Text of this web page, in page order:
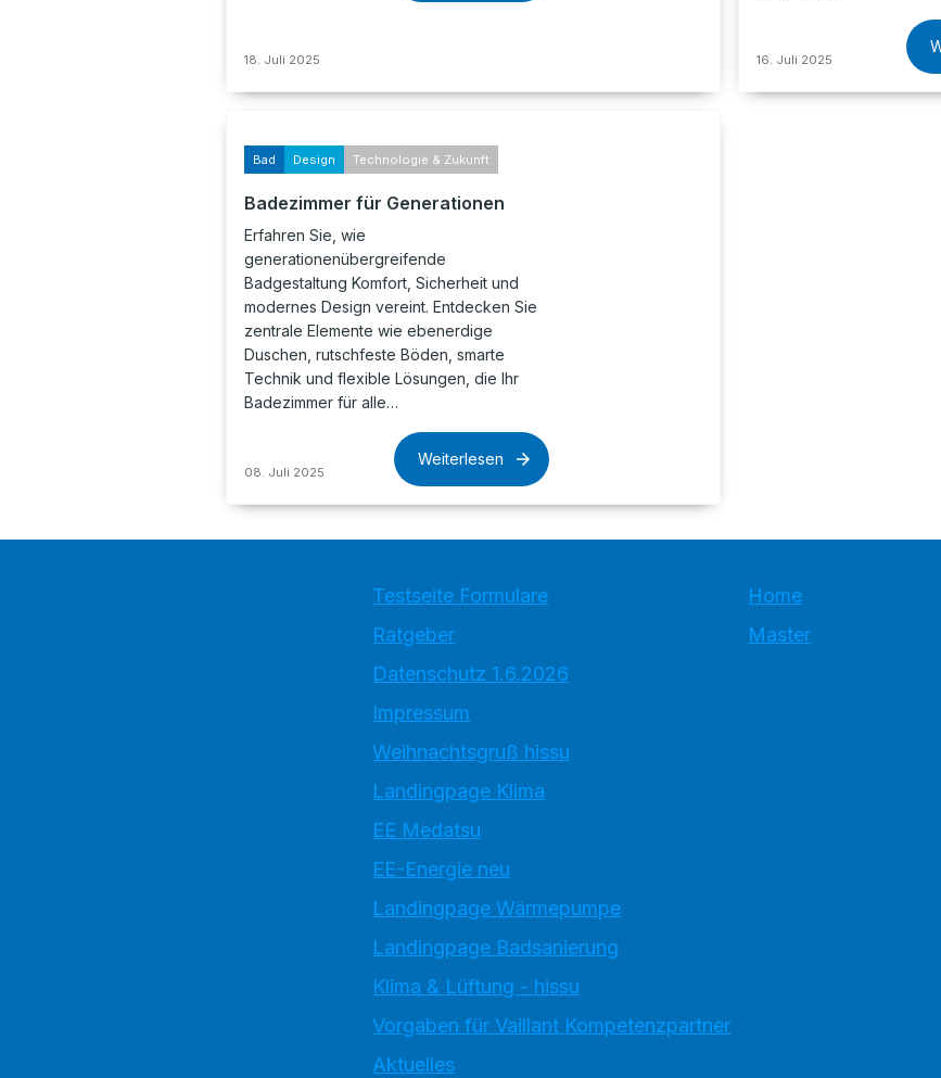
18. Juli 2025 16. Juli 2025
Bad Design Technologie & Zukunft
Badezimmer für Generationen
Erfahren Sie, wie
generationenübergreifende
Badgestaltung Komfort, Sicherheit und
modernes Design vereint. Entdecken Sie
zentrale Elemente wie ebenerdige
Duschen, rutschfeste Böden, smarte
Technik und flexible Lösungen, die Ihr
Badezimmer für alle…
08. Juli 2025
Weiterlesen
Testseite Formulare
Ratgeber
Datenschutz 1.6.2026
Impressum
Weihnachtsgruß hissu
Landingpage Klima
EE Medatsu
EE-Energie neu
Landingpage Wärmepumpe
Landingpage Badsanierung
Klima & Lüftung - hissu
Vorgaben für Vaillant Kompetenzpartner
Aktuelles
Home
Master